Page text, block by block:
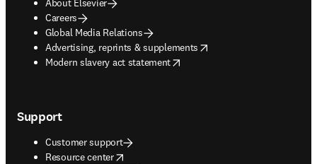
About Elsevier
Careers
Global Media Relations
Advertising, reprints & supplements
opens in new tab/window
Modern slavery act statement
opens in new tab/window
Support
Customer support
Resource center
opens in new tab/window